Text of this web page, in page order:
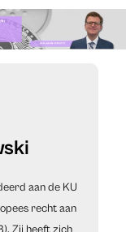
aan de KU
recht aan
Zij heeft zich